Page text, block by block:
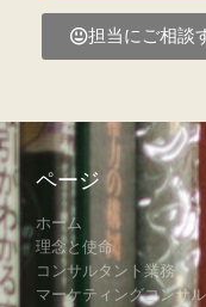
担当にご相談
ページ
ホーム
理念と使命
コンサルタント業務
マーケティングコンサ